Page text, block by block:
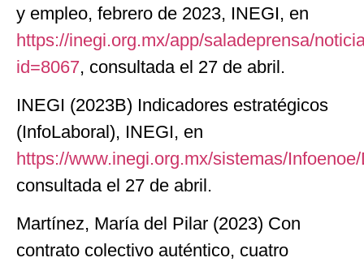
y empleo, febrero de 2023, INEGI, en
https://inegi.org.mx/app/saladeprensa/
id=8067, consultada el 27 de abril.
INEGI (2023B) Indicadores estratégicos
(InfoLaboral), INEGI, en
https://www.inegi.org.mx/sistemas/
consultada el 27 de abril.
Martínez, María del Pilar (2023) Con
contrato colectivo auténtico, cuatro